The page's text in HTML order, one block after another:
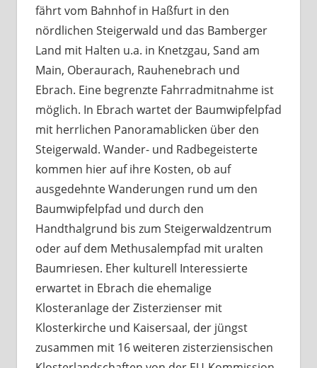
fährt vom Bahnhof in Haßfurt in den
nördlichen Steigerwald und das Bamberger
Land mit Halten u.a. in Knetzgau, Sand am
Main, Oberaurach, Rauhenebrach und
Ebrach. Eine begrenzte Fahrradmitnahme ist
möglich. In Ebrach wartet der Baumwipfelpfad
mit herrlichen Panoramablicken über den
Steigerwald. Wander- und Radbegeisterte
kommen hier auf ihre Kosten, ob auf
ausgedehnte Wanderungen rund um den
Baumwipfelpfad und durch den
Handthalgrund bis zum Steigerwaldzentrum
oder auf dem Methusalempfad mit uralten
Baumriesen. Eher kulturell Interessierte
erwartet in Ebrach die ehemalige
Klosteranlage der Zisterzienser mit
Klosterkirche und Kaisersaal, der jüngst
zusammen mit 16 weiteren zisterziensischen